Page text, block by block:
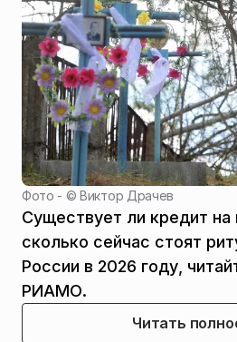
Фото - ©Виктор Драчев
Существует ли кредит на
сколько сейчас стоят
России в 2026 году,
РИАМО.
Читать